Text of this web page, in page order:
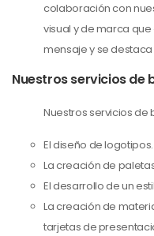
colaboración con
visual y de marca
mensaje y se
Nuestros servicios de
Nuestros servicios de
El diseño de logotipos.
La creación de
El desarrollo de un
La creación de
tarjetas de